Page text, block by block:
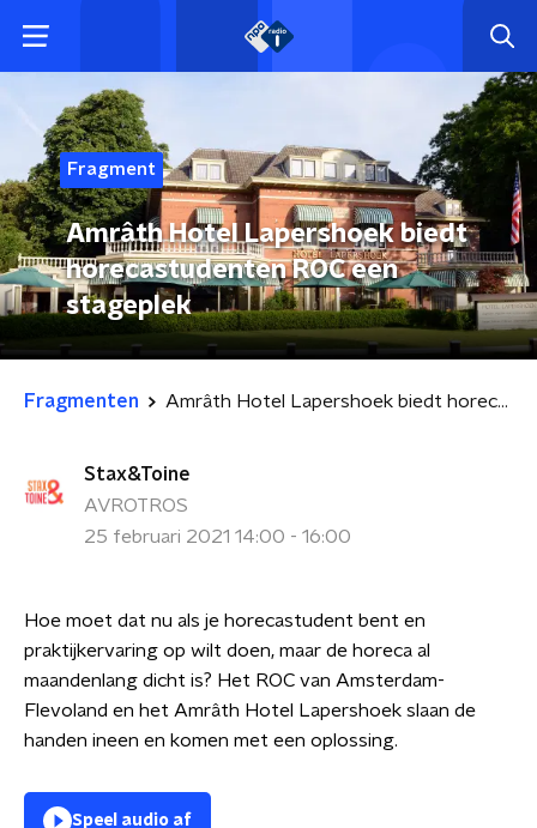
Fragment
Amrâth Hotel Lapershoek biedt
horecastudenten ROC een
stageplek
Fragmenten Amrâth Hotel Lapershoek biedt horecastudenten ROC een stageplek
Stax&Toine
AVROTROS
25 februari 2021 14:00 - 16:00
Hoe moet dat nu als je horecastudent bent en
praktijkervaring op wilt doen, maar de horeca al
maandenlang dicht is? Het ROC van Amsterdam-
Flevoland en het Amrâth Hotel Lapershoek slaan de
handen ineen en komen met een oplossing.
Speel audio af